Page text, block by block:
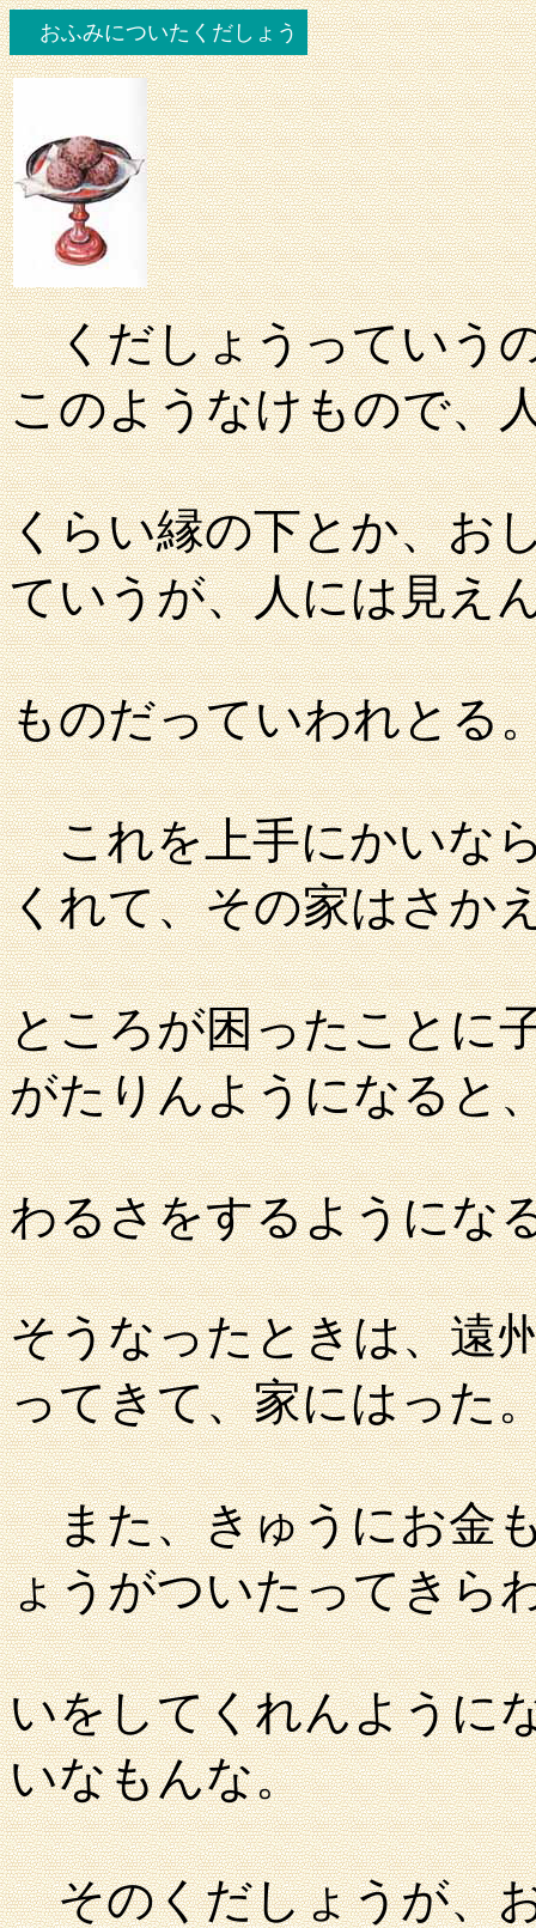
おふみについたくだしょう
くだしょうっていう
このようなけもので、
くらい縁の下とか、お
ていうが、人には見え
ものだっていわれとる
これを上手にかいな
くれて、その家はさか
ところが困ったことに
がたりんようになると
わるさをするようにな
そうなったときは、遠
ってきて、家にはった
また、きゅうにお金
ょうがついたってきら
いをしてくれんように
いなもんな。
そのくだしょうが、